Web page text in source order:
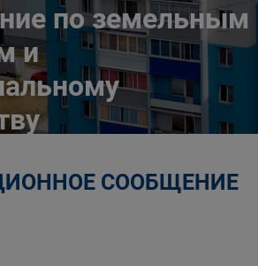
по земельным
и
городского
СООБЩЕНИЕ